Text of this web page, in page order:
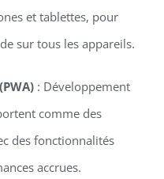
et tablettes, pour
sur tous les appareils.
: Développement
comme des
des fonctionnalités
accrues.